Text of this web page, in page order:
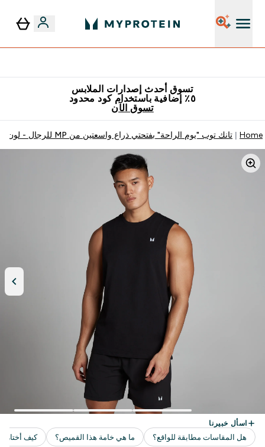
تسوق أحدث إصدارات الملابس
٥٪ إضافية باستخدام كود محدود
تسوق الآن
Home تانك توب "يوم الراحة" بفتحتي ذراع واسعتين من MP للرجال - لون أسود